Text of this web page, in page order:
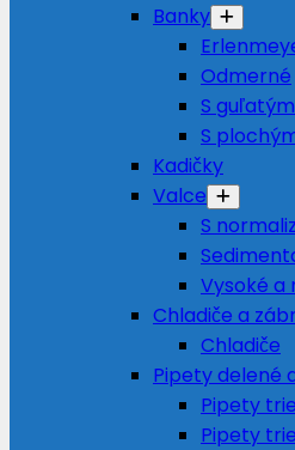
Banky
Odmerné
S
S
Kadičky
Valce
S
Vysoké a
Chladiče a
Chladiče
Pipety delené
Pipety
Pipety